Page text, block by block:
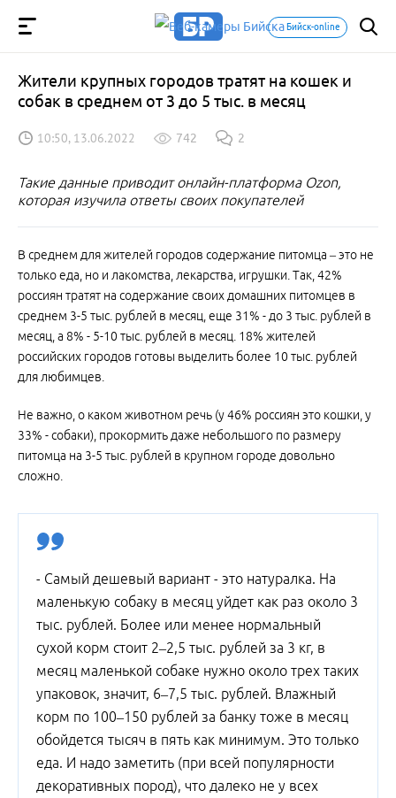
Бийск-online
Жители крупных городов тратят на кошек и
собак в среднем от 3 до 5 тыс. в месяц
10:50, 13.06.2022 742 2
Такие данные приводит онлайн-платформа Ozon,
которая изучила ответы своих покупателей
В среднем для жителей городов содержание питомца – это не
только еда, но и лакомства, лекарства, игрушки. Так, 42%
россиян тратят на содержание своих домашних питомцев в
среднем 3-5 тыс. рублей в месяц, еще 31% - до 3 тыс. рублей в
месяц, а 8% - 5-10 тыс. рублей в месяц. 18% жителей
российских городов готовы выделить более 10 тыс. рублей
для любимцев.
Не важно, о каком животном речь (у 46% россиян это кошки, у
33% - собаки), прокормить даже небольшого по размеру
питомца на 3-5 тыс. рублей в крупном городе довольно
сложно.
- Самый дешевый вариант - это натуралка. На
маленькую собаку в месяц уйдет как раз около 3
тыс. рублей. Более или менее нормальный
сухой корм стоит 2–2,5 тыс. рублей за 3 кг, в
месяц маленькой собаке нужно около трех таких
упаковок, значит, 6–7,5 тыс. рублей. Влажный
корм по 100–150 рублей за банку тоже в месяц
обойдется тысяч в пять как минимум. Это только
еда. И надо заметить (при всей популярности
декоративных пород), что далеко не у всех